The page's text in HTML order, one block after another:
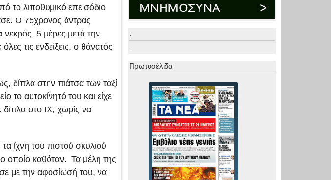
το λιποθυμικό επεισόδιο
Ο 75χρονος άντρας
νεκρός, 5 μέρες μετά την
τις ενδείξεις, ο θάνατός
δίπλα στην πιάτσα των ταξί
το αυτοκίνητό του και είχε
δίπλα στο ΙΧ, χωρίς να
ίχνη του πιστού σκυλιού
οποίο καθόταν. Τα μέλη της
με την αφοσίωσή του, να
.
.
Πρωτοσέλιδα